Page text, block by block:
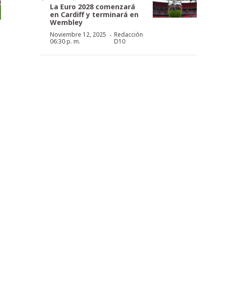
La Euro 2028 comenzará
en Cardiff y terminará en
Wembley
Noviembre 12, 2025
06:30 p. m.
· Redacción
D10